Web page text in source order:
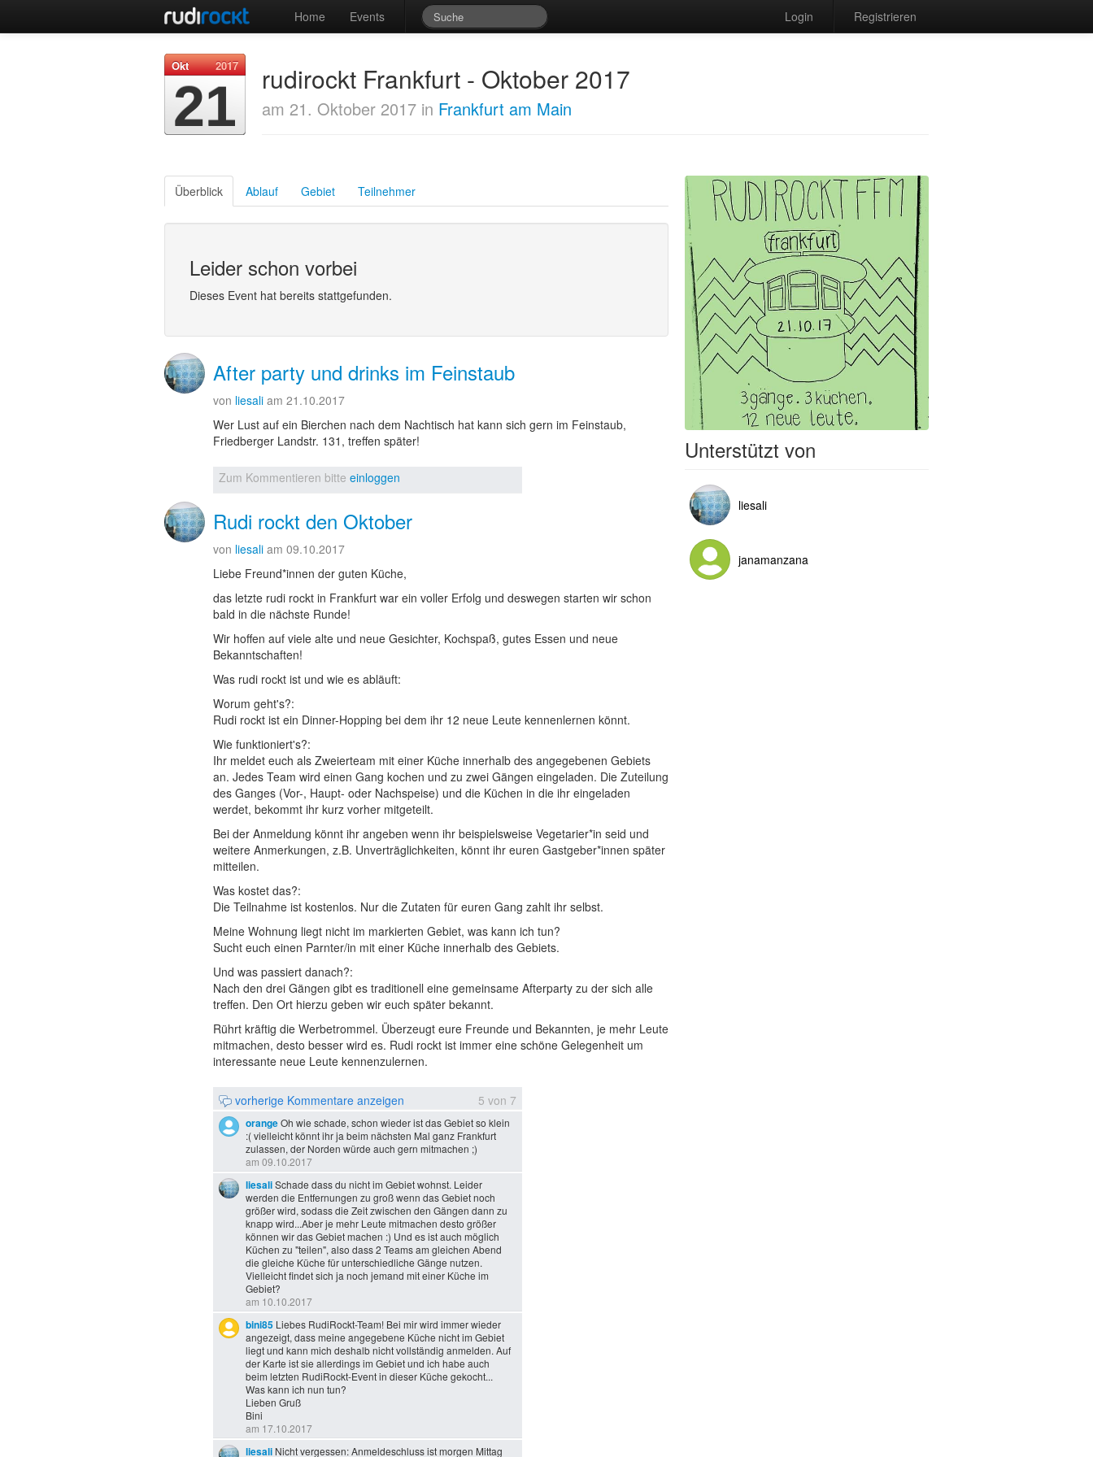
Home Events Login Registrieren
2017
Okt
21 rudirockt Frankfurt - Oktober 2017
am 21. Oktober 2017 in Frankfurt am Main
Überblick Ablauf Gebiet Teilnehmer
Leider schon vorbei
Dieses Event hat bereits stattgefunden.
After party und drinks im Feinstaub
von liesali am 21.10.2017
Wer Lust auf ein Bierchen nach dem Nachtisch hat kann sich gern im Feinstaub,
Friedberger Landstr. 131, treffen später!
Zum Kommentieren bitte einloggen
Rudi rockt den Oktober
von liesali am 09.10.2017
Liebe Freund*innen der guten Küche,
das letzte rudi rockt in Frankfurt war ein voller Erfolg und deswegen starten wir schon
bald in die nächste Runde!
Wir hoffen auf viele alte und neue Gesichter, Kochspaß, gutes Essen und neue
Bekanntschaften!
Was rudi rockt ist und wie es abläuft:
Worum geht's?:
Rudi rockt ist ein Dinner-Hopping bei dem ihr 12 neue Leute kennenlernen könnt.
Wie funktioniert's?:
Ihr meldet euch als Zweierteam mit einer Küche innerhalb des angegebenen Gebiets
an. Jedes Team wird einen Gang kochen und zu zwei Gängen eingeladen. Die Zuteilung
des Ganges (Vor-, Haupt- oder Nachspeise) und die Küchen in die ihr eingeladen
werdet, bekommt ihr kurz vorher mitgeteilt.
Bei der Anmeldung könnt ihr angeben wenn ihr beispielsweise Vegetarier*in seid und
weitere Anmerkungen, z.B. Unverträglichkeiten, könnt ihr euren Gastgeber*innen später
mitteilen.
Was kostet das?:
Die Teilnahme ist kostenlos. Nur die Zutaten für euren Gang zahlt ihr selbst.
Meine Wohnung liegt nicht im markierten Gebiet, was kann ich tun?
Sucht euch einen Parnter/in mit einer Küche innerhalb des Gebiets.
Und was passiert danach?:
Nach den drei Gängen gibt es traditionell eine gemeinsame Afterparty zu der sich alle
treffen. Den Ort hierzu geben wir euch später bekannt.
Rührt kräftig die Werbetrommel. Überzeugt eure Freunde und Bekannten, je mehr Leute
mitmachen, desto besser wird es. Rudi rockt ist immer eine schöne Gelegenheit um
interessante neue Leute kennenzulernen.
vorherige Kommentare anzeigen 5 von 7
orangeOh wie schade, schon wieder ist das Gebiet so klein
:( vielleicht könnt ihr ja beim nächsten Mal ganz Frankfurt
zulassen, der Norden würde auch gern mitmachen ;)
am 09.10.2017
liesaliSchade dass du nicht im Gebiet wohnst. Leider
werden die Entfernungen zu groß wenn das Gebiet noch
größer wird, sodass die Zeit zwischen den Gängen dann zu
knapp wird...Aber je mehr Leute mitmachen desto größer
können wir das Gebiet machen :) Und es ist auch möglich
Küchen zu "teilen", also dass 2 Teams am gleichen Abend
die gleiche Küche für unterschiedliche Gänge nutzen.
Vielleicht findet sich ja noch jemand mit einer Küche im
Gebiet?
am 10.10.2017
bini85 Liebes RudiRockt-Team! Bei mir wird immer wieder
angezeigt, dass meine angegebene Küche nicht im Gebiet
liegt und kann mich deshalb nicht vollständig anmelden. Auf
der Karte ist sie allerdings im Gebiet und ich habe auch
beim letzten RudiRockt-Event in dieser Küche gekocht...
Was kann ich nun tun?
Lieben Gruß
Bini
am 17.10.2017
liesali Nicht vergessen: Anmeldeschluss ist morgen Mittag
Unterstützt von
liesali
janamanzana